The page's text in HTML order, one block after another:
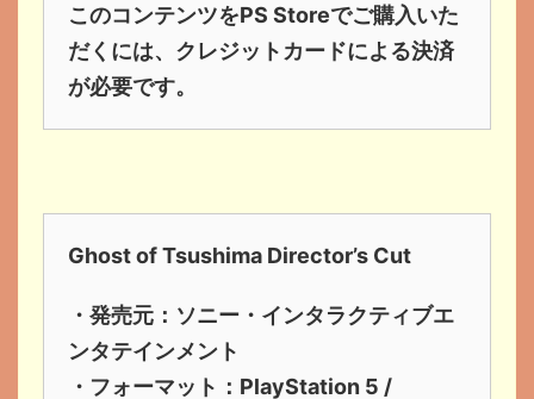
このコンテンツをPS Storeでご購入いた
だくには、クレジットカードによる決済
が必要です。
Ghost of Tsushima Director’s Cut
・発売元：ソニー・インタラクティブエ
ンタテインメント
・フォーマット：PlayStation 5 /